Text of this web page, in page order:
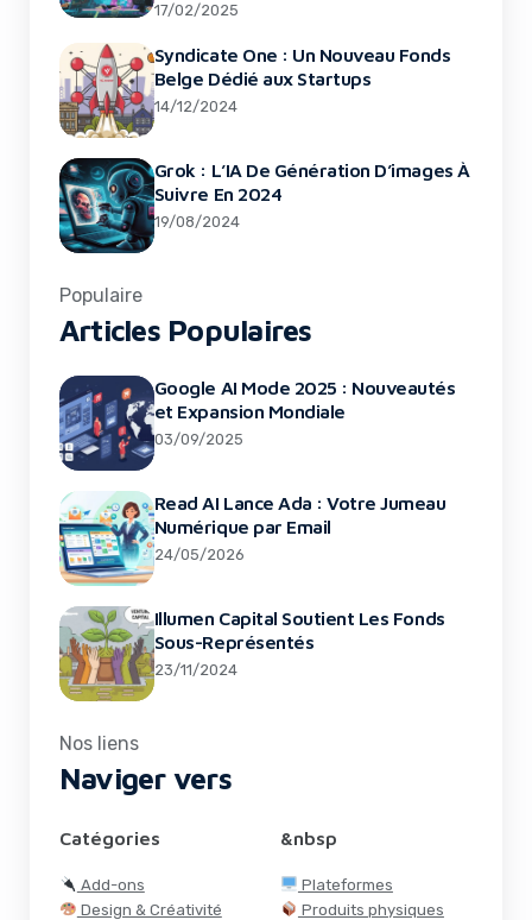
17/02/2025
Syndicate One : Un Nouveau Fonds
Belge Dédié aux Startups
14/12/2024
Grok : L’IA De Génération D’images À
Suivre En 2024
19/08/2024
Populaire
Articles Populaires
Google AI Mode 2025 : Nouveautés
et Expansion Mondiale
03/09/2025
Read AI Lance Ada : Votre Jumeau
Numérique par Email
24/05/2026
Illumen Capital Soutient Les Fonds
Sous-Représentés
23/11/2024
Nos liens
Naviger vers
Catégories
Add-ons
Design & Créativité
&nbsp
Plateformes
Produits physiques
Arrestation D’un Gang SMS À Bangkok Qui